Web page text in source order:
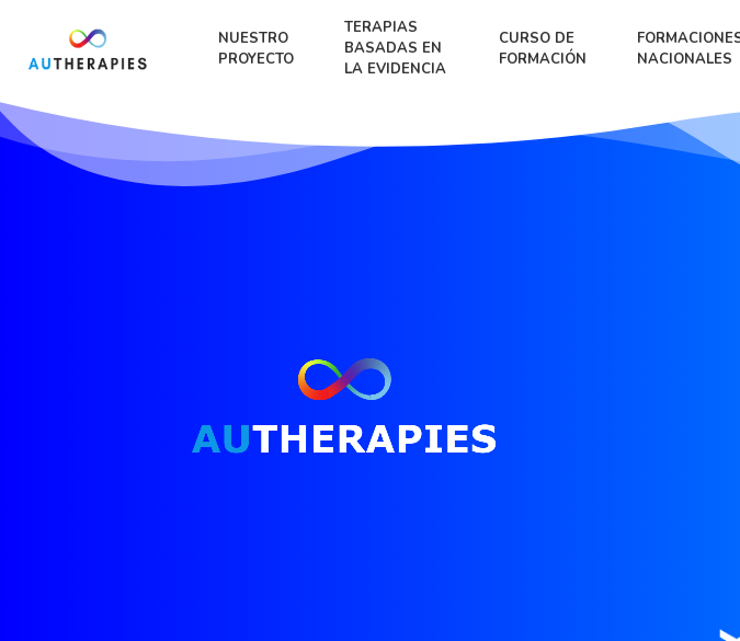
NUESTRO
PROYECTO
TERAPIAS
BASADAS EN
LA EVIDENCIA
CURSO DE
FORMACIÓN
NACIONALES